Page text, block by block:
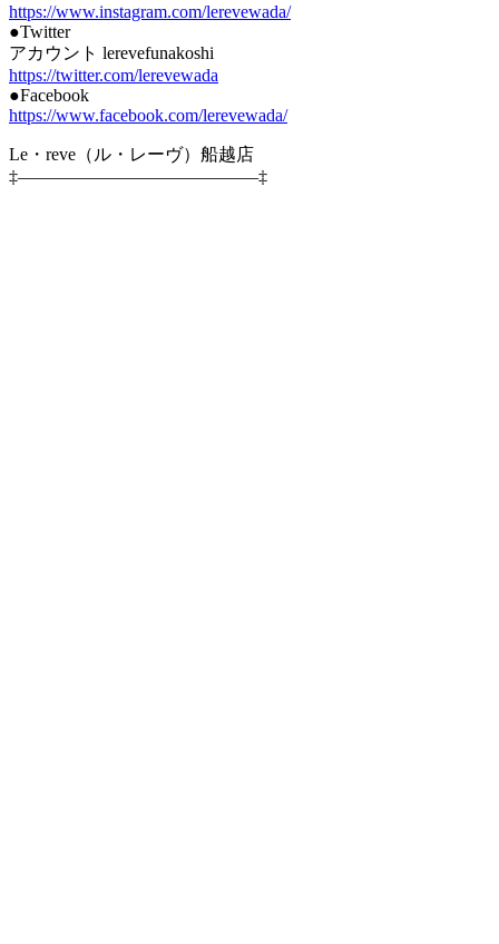
https://www.instagram.com/lerevewada/
●Twitter
アカウント lerevefunakoshi
https://twitter.com/lerevewada
●Facebook
https://www.facebook.com/lerevewada/
Le・reve（ル・レーヴ）船越店
‡—————————————–‡